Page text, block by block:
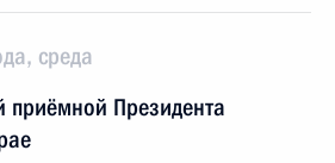
среда
приёмной Президента